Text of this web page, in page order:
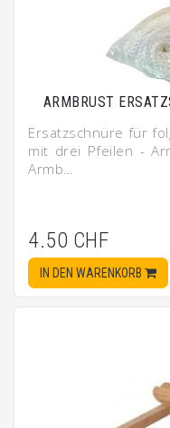
ARMBRUST
Ersatzschnüre für
mit drei Pfeilen -
Armb…
4.50 CHF
IN DEN WARENKORB